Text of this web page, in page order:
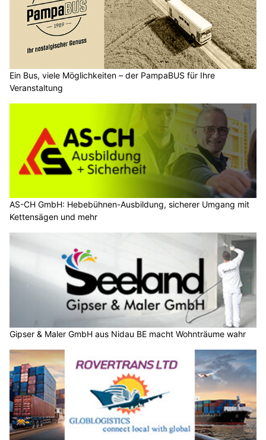
Ein Bus, viele Möglichkeiten – der PampaBUS für Ihre
Veranstaltung
AS-CH GmbH: Hebebühnen-Ausbildung, sicherer Umgang mit
Kettensägen und mehr
Gipser & Maler GmbH aus Nidau BE macht Wohnträume wahr